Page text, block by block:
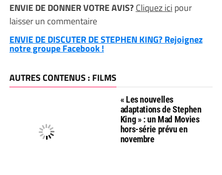
ENVIE DE DONNER VOTRE AVIS?Cliquez ici pour
laisser un commentaire
ENVIE DE DISCUTER DE STEPHEN KING? Rejoignez
notre groupe Facebook !
AUTRES CONTENUS : FILMS
« Les nouvelles
adaptations de Stephen
King » : un Mad Movies
hors-série prévu en
novembre